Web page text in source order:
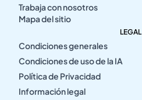
Trabaja con nosotros
Mapa del sitio
LEGAL
Condiciones generales
Condiciones de uso de la IA
Política de Privacidad
Información legal